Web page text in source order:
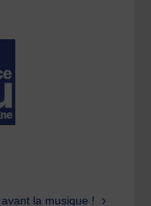
avant la musique !